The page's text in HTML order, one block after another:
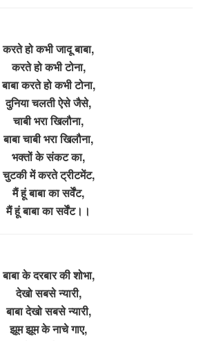
करते हो कभी जादू बाबा,
करते हो कभी टोना,
बाबा करते हो कभी टोना,
दुनिया चलती ऐसे जैसे,
चाबी भरा खिलौना,
बाबा चाबी भरा खिलौना,
भक्तों के संकट का,
चुटकी में करते ट्रीटमेंट,
मैं हूं बाबा का सर्वेंट,
मैं हूं बाबा का सर्वेंट।।
बाबा के दरबार की शोभा,
देखो सबसे न्यारी,
बाबा देखो सबसे न्यारी,
झूम झूम के नाचे गाए,